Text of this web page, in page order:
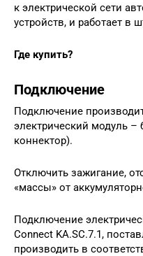
к электрической сети
устройств, и работает в
Где купить?
Подключение
Подключение
электрический модуль –
коннектор).
Отключить зажигание,
«массы» от
Подключение
Connect KA.SC.7.1,
производить в